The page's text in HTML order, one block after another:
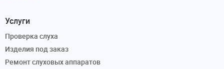
Услуги
Проверка слуха
Изделия под заказ
Ремонт слуховых аппаратов